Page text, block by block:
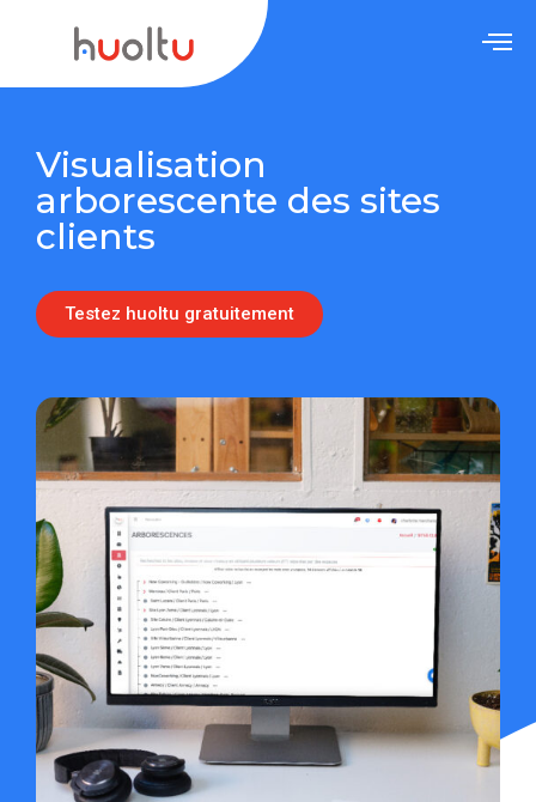
Visualisation
arborescente des sites
clients
Testez huoltu gratuitement